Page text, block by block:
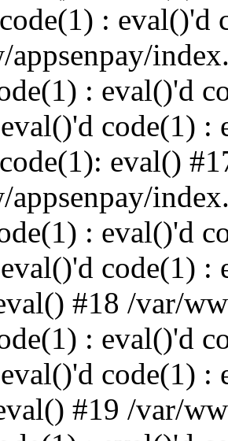
: eval()'d
: eval()'d
code(1) :
eval()
: eval()'d
code(1) :
#18 /var/
: eval()'d
code(1) :
#19 /var/